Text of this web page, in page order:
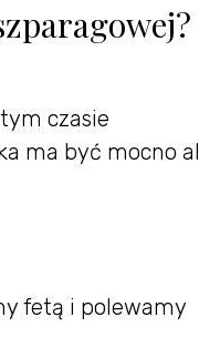
czasie
ma być mocno al
fetą i polewamy